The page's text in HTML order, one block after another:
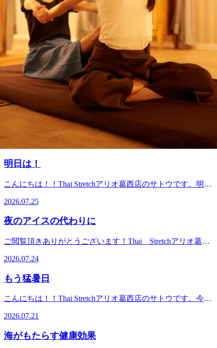
いきましょう！ 8月7日(金)10：10～、90分までのタイ古式が
ご案内可能です！お電話ですとより詳細なお時間のご相談が
できます！施術中ですと、すぐに対応が難しい場合がござい
ますので留守番電話にメッセージを残して頂けると幸いで
す。 スタッフ一同、心よりご来店お待ちしております！驚
きの気持ち良さ！タイ古式ストレッチ！じっくりほぐして、
ゆっくり伸ばす、全身ストレッチ！Thai Stretchアリオ葛西
店＜営業時間＞10：00～21：00（最終受付19：50）＜住所＞
東京都江戸川区東葛西9-3-3 アリオ葛西2F
こんにちは！！Thai Stretchアリオ葛西店のサトウです。皆さ
ん、たんぱく質摂ってますか？たんぱく質は筋肉、骨、肌、
髪、爪、内臓（臓器）、血液（ヘモグロビンなど）、ホルモ
ン、酵素、免疫細胞など、身体のほぼすべての材料となる栄
養素であり、「体調管理」「若々しさの維持」に不可欠！た
んぱく質が慢性的に不足すると、体は生命維持を優先するた
め、美容・筋肉・代謝・メンタルといった部分から「切り捨
て」られていきます。特に40代以降の大人にとって、タンパ
ク質不足は「老化のスピード」を一気に早めてしまう危険な
要因になります。成人が1日に必要なたんぱく質の目安は、
男性が約65g、女性が約50g。肉、魚、卵、大豆製品（納豆や
豆腐）、乳製品を朝・昼・夕の3食に分けて、こまめに摂る
のが効果的です！8月3日(月)のおすすめコースは新規予約
NO.1 リラク系タイ古式90分コースです！13：30～、15：
談ができます！施術中ですと、すぐに対応が難しい場合がご
です。スタッフ一同、心よりご来店お待ちしております！驚
ゆっくり伸ばす、全身ストレッチ！Thai Stretchアリオ葛西
店＜営業時間＞10：00～21：00（最終受付19：50）＜住所＞
東京都江戸川区東葛西9-3-3 アリオ葛西2F
2026.08.03
背骨を動かすストレッチ3選★
こんにちは！！ Thai Stretchアリオ葛西店の鬼木です。 さ
て、今月も残り4日！ラストスパートですね！ 月末はお忙し
い方も多いのではないでしょうか。 当店では30分～の短い
コースもご用意しています。 ぜひ、隙間時間にリフレッシ
ュされに来てくださいね(*^^*) 7月28日(火) 13：00～ご案内
ます！ 施術中ですと、すぐに対応が難しい場合がございま
すので留守番電話にメッセージを残して頂けると幸いで
す。 本日は背骨を動かすストレッチを3つご紹介いたします
★特に「胸椎」の動きを出すために効果的で、猫背やストレ
ートネックの改善にも役立ちます。私は毎朝この3つをベッ
ドの上で行なってから動き出すようにしています。（スッキ
り入れてみて下さいね♪ スタッフ一同、心よりご来店お待
チ！ じっくりほぐして、ゆっくり伸ばす、全身ストレッ
00（最終受付19：50） ＜住所＞ 東京都江戸川区東葛西9-3-
2026.07.28
湯船に浸かりましょう！
こんにちは！！Thai Stretchアリオ葛西店のサトウです。うだ
るような暑さが続き、夜も寝苦しいですよね。就寝90分前の
入浴で、自然な眠りを誘う 38〜40℃のぬるめのお湯に浸か
につながります 。ぜひ、夏でもシャワーで済ませず、湯船
はお試し リラク系タイ古式60分コースです！17：30～ご案
内可能です！お電話ですとより詳細なお時間のご相談ができ
ます！施術中ですと、すぐに対応が難しい場合がございます
ので留守番電話にメッセージを残して頂けると幸いです。ス
タッフ一同、心よりご来店お待ちしております！驚きの気持
ち良さ！タイ古式ストレッチ！じっくりほぐして、ゆっくり
時間＞10：00～21：00（最終受付19：50）＜住所＞東京都江
明日は！
こんにちは！！Thai Stretchアリオ葛西店のサトウです。明日
る土用の期間中に、十二支の丑にあたる日のことです。丑の
日には 「う」 のつく食べ物で無病息災を祈願するものだと
言われています。私は一足早く昨日うなぎを食べました！う
発にし、体を温める効果が期待できます。毎日暑いですが栄
養をしっかり摂って、暑い夏を乗り切りましょう！7月25日
分コースです！12：00～、14：30～、17：00～ご案内可能で
す！お電話ですとより詳細なお時間のご相談ができます！施
術中ですと、すぐに対応が難しい場合がございますので留守
同、心よりご来店お待ちしております！驚きの気持ち良さ！
全身ストレッチ！Thai Stretchアリオ葛西店＜営業時間＞
2026.07.25
夜のアイスの代わりに
ご閲覧頂きありがとうございます！Thai Stretchアリオ葛西
13：40～、7/28（火） なし7/29（水） なし
10：10～、12：00～、 14：00～8/1（土） 12：00～、
います！最新の予約状況は当店アプリかネット予約にてご確
認が可能です。クーポン等も掲載しておりますので是非ご参
で、ご案内出来ない可能性もございます。あらかじめご了承
くださいま
2026.07.24
もう猛暑日
こんにちは！！Thai Stretchアリオ葛西店のサトウです。今日
る水分や塩分不足と室内外の急激な気温差による自律神経の
乱れが主な原因。のどが渇く前に麦茶やスポーツドリンクを
こまめに飲んだり、シャワーだけで済ませず、ぬるめのお湯
2026.07.21
海がもたらす健康効果